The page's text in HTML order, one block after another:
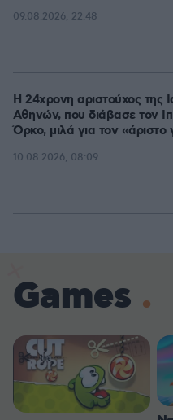
09.08.2026, 22:48
Η 24χρονη αριστούχος της
Αθηνών, που διάβασε τον
Όρκο, μιλά για τον «άριστο
10.08.2026, 08:09
Games